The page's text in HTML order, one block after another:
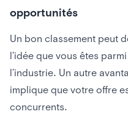
opportunités
Un bon classement peut
l’idée que vous êtes
l’industrie. Un autre
implique que votre offre
concurrents.